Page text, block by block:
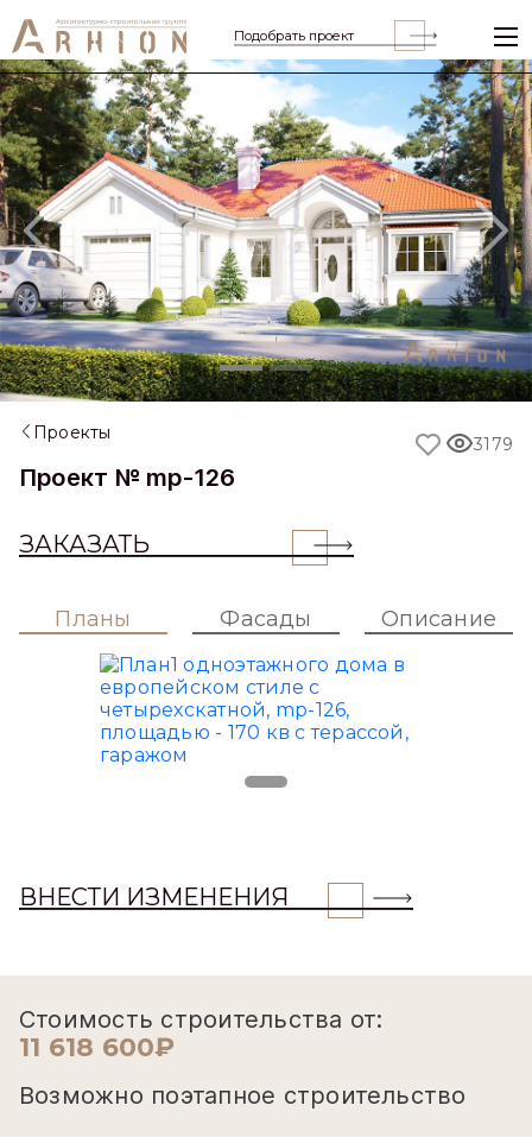
Подобрать проект
Previous
Проекты
Проект № mp-126
ЗАКАЗАТЬ
3179
Планы Фасады Описание
ВНЕСТИ ИЗМЕНЕНИЯ
Стоимость строительства от:
11 618 600₽
Возможно поэтапное строительство